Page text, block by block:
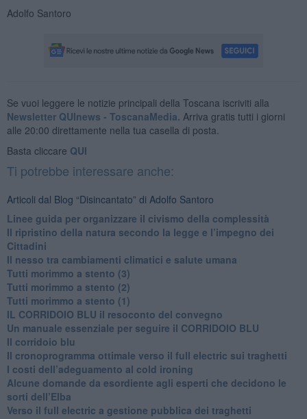
Adolfo Santoro
Se vuoi leggere le notizie principali della Toscana iscriviti alla
Newsletter QUInews - ToscanaMedia. Arriva gratis tutti i giorni
alle 20:00 direttamente nella tua casella di posta.
Basta cliccare QUI
Ti potrebbe interessare anche:
Articoli dal Blog “Disincantato” di Adolfo Santoro
​Linee guida per organizzare il civismo della complessità
​Il ripristino della natura secondo la legge e l’impegno dei
Cittadini
Il nesso tra cambiamenti climatici e salute umana
Tutti morimmo a stento (3)
Tutti morimmo a stento (2)
​Tutti morimmo a stento (1)
IL CORRIDOIO BLU il resoconto del convegno
Un manuale essenziale per seguire il CORRIDOIO BLU
Il corridoio blu
​Il cronoprogramma ottimale verso il full electric sui traghetti
​I costi dell’adeguamento al cold ironing
Alcune domande da esordiente agli esperti che decidono le
sorti dell’Elba
Verso il full electric a gestione pubblica dei traghetti​